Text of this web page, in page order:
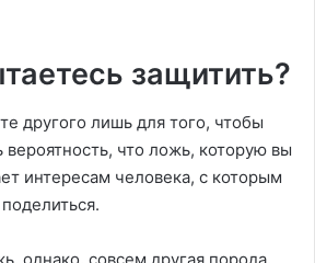
защитить?
другого лишь для того, чтобы
вероятность, что ложь, которую вы
интересам человека, с которым